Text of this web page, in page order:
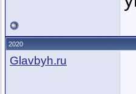
2020
Glavbyh.ru